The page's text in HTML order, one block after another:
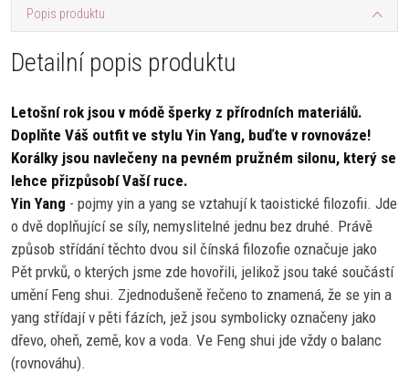
Popis produktu
Detailní popis produktu
Letošní rok jsou v módě šperky z přírodních materiálů.
Doplňte Váš outfit ve stylu Yin Yang, buďte v rovnováze!
Korálky jsou navlečeny na pevném pružném silonu, který se
lehce přizpůsobí Vaší ruce.
Yin Yang - pojmy yin a yang se vztahují k taoistické filozofii. Jde
o dvě doplňující se síly, nemyslitelné jednu bez druhé. Právě
způsob střídání těchto dvou sil čínská filozofie označuje jako
Pět prvků, o kterých jsme zde hovořili, jelikož jsou také součástí
umění Feng shui. Zjednodušeně řečeno to znamená, že se yin a
yang střídají v pěti fázích, jež jsou symbolicky označeny jako
dřevo, oheň, země, kov a voda. Ve Feng shui jde vždy o balanc
(rovnováhu).